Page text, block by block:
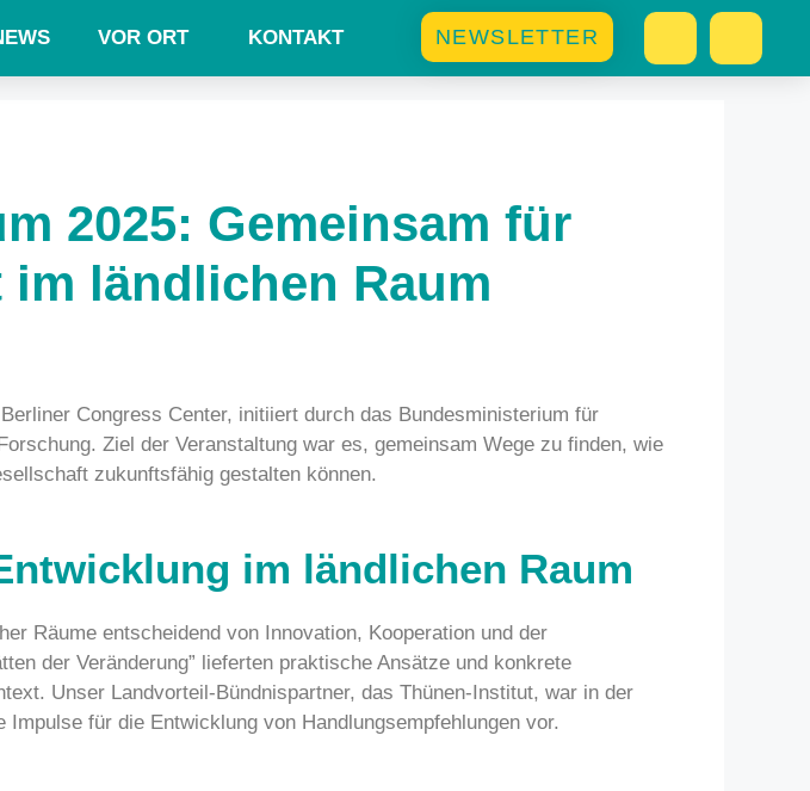
VOR ORT KONTAKT NEWSLETTER
2025: Gemeinsam für
ländlichen Raum
Congress Center, initiiert durch das Bundesministerium für
Ziel der Veranstaltung war es, gemeinsam Wege zu finden, wie
zukunftsfähig gestalten können.
im ländlichen Raum
Räume entscheidend von Innovation, Kooperation und der
der Veränderung” lieferten praktische Ansätze und konkrete
Unser Landvorteil-Bündnispartner, das Thünen-Institut, war in der
für die Entwicklung von Handlungsempfehlungen vor.